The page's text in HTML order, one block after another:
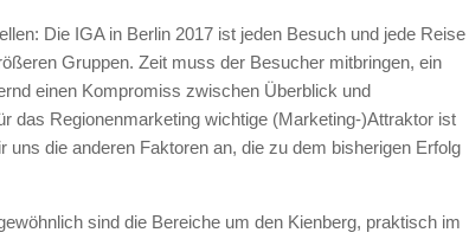
Die IGA in Berlin 2017 ist jeden Besuch und jede Reise
Gruppen. Zeit muss der Besucher mitbringen, ein
einen Kompromiss zwischen Überblick und
das Regionenmarketing wichtige (Marketing-)Attraktor ist
die anderen Faktoren an, die zu dem bisherigen Erfolg
sind die Bereiche um den Kienberg, praktisch im